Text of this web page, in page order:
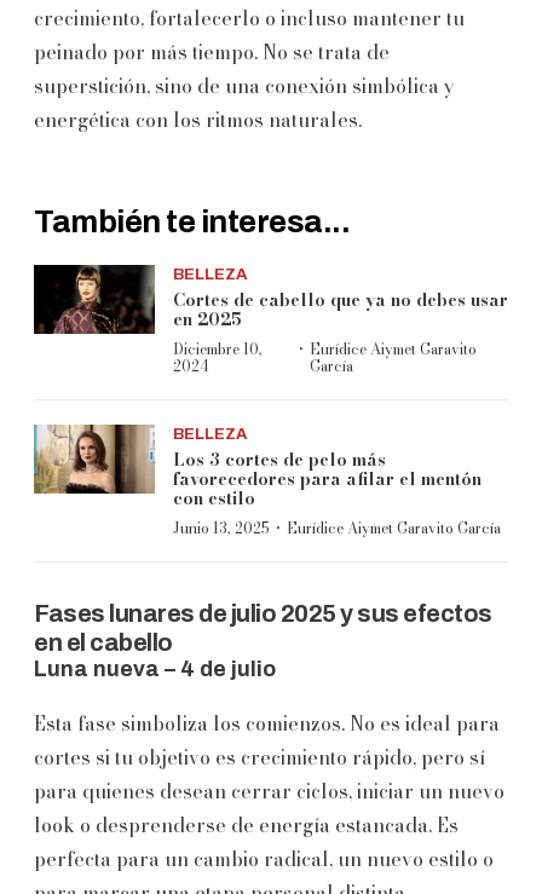
crecimiento, fortalecerlo o incluso mantener tu
peinado por más tiempo. No se trata de
superstición, sino de una conexión simbólica y
energética con los ritmos naturales.
También te interesa...
BELLEZA
Cortes de cabello que ya no debes usar
en 2025
Diciembre 10,
2024 · Eurídice Aiymet Garavito
García
BELLEZA
Los 3 cortes de pelo más
favorecedores para afilar el mentón
con estilo
Junio 13, 2025 · Eurídice Aiymet Garavito García
Fases lunares de julio 2025 y sus efectos
en el cabello
Luna nueva – 4 de julio
Esta fase simboliza los comienzos. No es ideal para
cortes si tu objetivo es crecimiento rápido, pero sí
para quienes desean cerrar ciclos, iniciar un nuevo
look o desprenderse de energía estancada. Es
perfecta para un cambio radical, un nuevo estilo o